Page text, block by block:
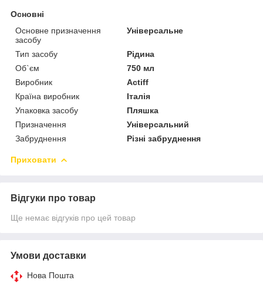
Основні
Основне призначення
засобу
Універсальне
Тип засобу
Рідина
Об`єм
750 мл
Виробник
Actiff
Країна виробник
Італія
Упаковка засобу
Пляшка
Призначення
Універсальний
Забруднення
Різні забруднення
Приховати
Відгуки про товар
Ще немає відгуків про цей товар
Умови доставки
Нова Пошта